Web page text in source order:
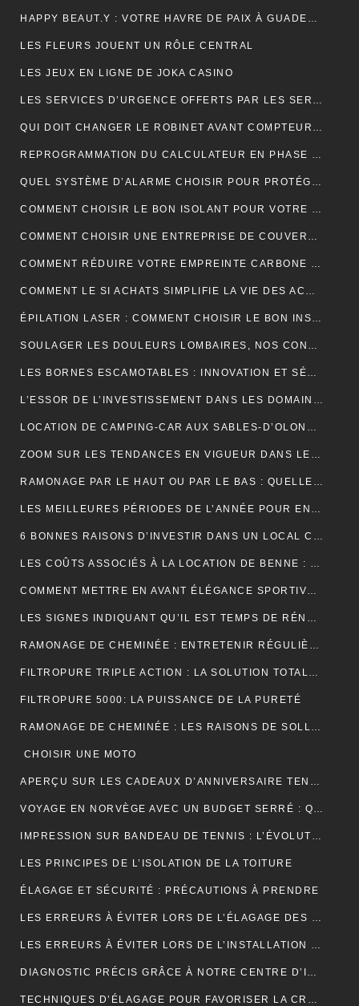
HAPPY BEAUT.Y : VOTRE HAVRE DE PAIX À GUADELOUPE ET À PARIS
LES FLEURS JOUENT UN RÔLE CENTRAL
LES JEUX EN LIGNE DE JOKA CASINO
LES SERVICES D’URGENCE OFFERTS PAR LES SERRURIERS À PARIS
QUI DOIT CHANGER LE ROBINET AVANT COMPTEUR MAISON INDIVIDUELLE ?
REPROGRAMMATION DU CALCULATEUR EN PHASE 1 : EXPLICATIONS
QUEL SYSTÈME D’ALARME CHOISIR POUR PROTÉGER VOTRE MAISON ?
COMMENT CHOISIR LE BON ISOLANT POUR VOTRE TOITURE ?
COMMENT CHOISIR UNE ENTREPRISE DE COUVERTURE ?
COMMENT RÉDUIRE VOTRE EMPREINTE CARBONE ET VIVRE DURABLEMENT ?
COMMENT LE SI ACHATS SIMPLIFIE LA VIE DES ACHETEURS
ÉPILATION LASER : COMMENT CHOISIR LE BON INSTITUT ?
SOULAGER LES DOULEURS LOMBAIRES, NOS CONSEILS
LES BORNES ESCAMOTABLES : INNOVATION ET SÉCURITÉ POUR L’ESPACE URBAIN
L’ESSOR DE L’INVESTISSEMENT DANS LES DOMAINES VITICOLES DE PROVENCE : UNE ANALYSE ÉCONOMIQUE ET CULTURELLE
LOCATION DE CAMPING-CAR AUX SABLES-D’OLONNE : LA LIBERTÉ DE DÉCOUVRIR LA CÔTE ATLANTIQUE
ZOOM SUR LES TENDANCES EN VIGUEUR DANS LE DOMAINE DU WEBMARKETING
RAMONAGE PAR LE HAUT OU PAR LE BAS : QUELLE TECHNIQUE EST LA PLUS EFFICACE ?
LES MEILLEURES PÉRIODES DE L’ANNÉE POUR ENTRETENIR VOS GOUTTIÈRES
6 BONNES RAISONS D’INVESTIR DANS UN LOCAL COMMERCIAL
LES COÛTS ASSOCIÉS À LA LOCATION DE BENNE : CE QUE VOUS DEVEZ SAVOIR
COMMENT METTRE EN AVANT ÉLÉGANCE SPORTIVE AVEC LE POLO RUGBY ALL BLACK ?
LES SIGNES INDIQUANT QU’IL EST TEMPS DE RÉNOVER VOTRE TOITURE
RAMONAGE DE CHEMINÉE : ENTRETENIR RÉGULIÈREMENT VOS CONDUITS DE FUMÉE
FILTROPURE TRIPLE ACTION : LA SOLUTION TOTALE POUR L’EAU
FILTROPURE 5000: LA PUISSANCE DE LA PURETÉ
RAMONAGE DE CHEMINÉE : LES RAISONS DE SOLLICITER LES SERVICES D’UN PROFESSIONNEL
CHOISIR UNE MOTO
APERÇU SUR LES CADEAUX D’ANNIVERSAIRE TENDANCES
VOYAGE EN NORVÈGE AVEC UN BUDGET SERRÉ : QUELQUES PETITS CONSEILS
IMPRESSION SUR BANDEAU DE TENNIS : L’ÉVOLUTION MODERNE
LES PRINCIPES DE L’ISOLATION DE LA TOITURE
ÉLAGAGE ET SÉCURITÉ : PRÉCAUTIONS À PRENDRE
LES ERREURS À ÉVITER LORS DE L’ÉLAGAGE DES JEUNES ARBRES
LES ERREURS À ÉVITER LORS DE L’INSTALLATION D’UNE NOUVELLE TOITURE
DIAGNOSTIC PRÉCIS GRÂCE À NOTRE CENTRE D’IMAGERIE ET SCANNER MODERNE
TECHNIQUES D’ÉLAGAGE POUR FAVORISER LA CROISSANCE DES ARBRES